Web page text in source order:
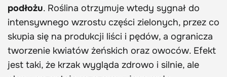
podłożu. Roślina otrzymuje wtedy sygnał do
intensywnego wzrostu części zielonych, przez co
skupia się na produkcji liści i pędów, a ogranicza
tworzenie kwiatów żeńskich oraz owoców. Efekt
jest taki, że krzak wygląda zdrowo i silnie, ale